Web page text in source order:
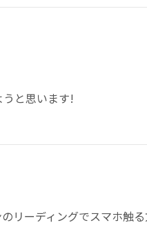
と思います!
リーディングでスマホ触